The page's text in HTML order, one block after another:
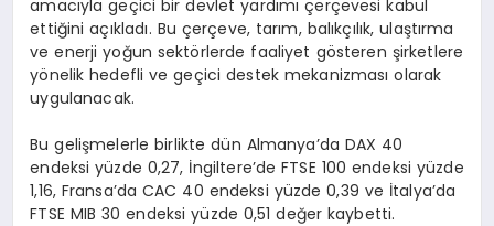
amacıyla geçici bir devlet yardımı çerçevesi kabul
ettiğini açıkladı. Bu çerçeve, tarım, balıkçılık, ulaştırma
ve enerji yoğun sektörlerde faaliyet gösteren şirketlere
yönelik hedefli ve geçici destek mekanizması olarak
uygulanacak.
Bu gelişmelerle birlikte dün Almanya’da DAX 40
endeksi yüzde 0,27, İngiltere’de FTSE 100 endeksi yüzde
1,16, Fransa’da CAC 40 endeksi yüzde 0,39 ve İtalya’da
FTSE MIB 30 endeksi yüzde 0,51 değer kaybetti.